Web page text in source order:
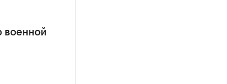
военной